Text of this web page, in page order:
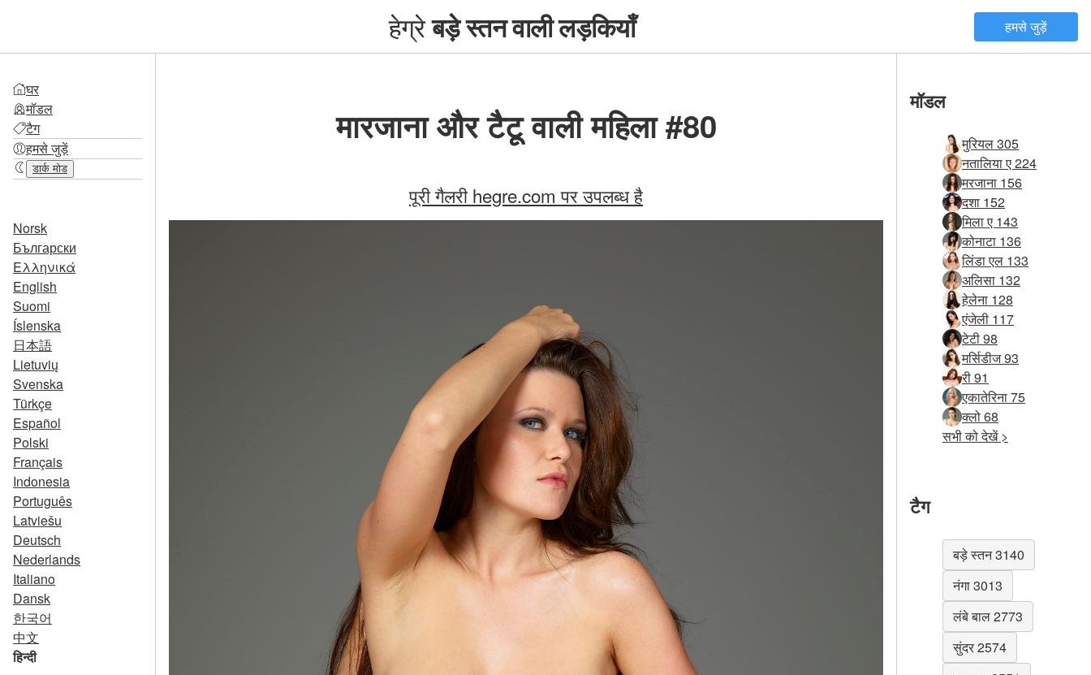
हेग्रेबड़े स्तन वाली लड़कियाँ हमसे जुड़ें
घर
मॉडल
टैग
हमसे जुड़ें
डार्क मोड
Norsk
Български
Ελληνικά
English
Suomi
Íslenska
日本語
Lietuvių
Svenska
Türkçe
Español
Polski
Français
Indonesia
Português
Latviešu
Deutsch
Nederlands
Italiano
Dansk
한국어
中文
हिन्दी
मारजाना और टैटू वाली महिला #80
पूरी गैलरी hegre.com पर उपलब्ध है
मॉडल
मुरियल 305
नतालिया ए 224
मरजाना 156
दशा 152
मिला ए 143
कोनाटा 136
लिंडा एल 133
अलिसा 132
हेलेना 128
एंजेली 117
टेटी 98
मर्सिडीज 93
री 91
एकातेरिना 75
क्लो 68
सभी को देखें >
टैग
बड़े स्तन 3140
नंगा 3013
लंबे बाल 2773
सुंदर 2574